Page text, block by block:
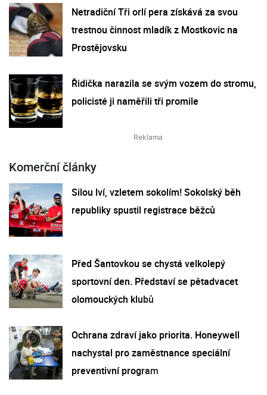
Netradiční Tři orlí pera získává za svou
trestnou činnost mladík z Mostkovic na
Prostějovsku
Řidička narazila se svým vozem do stromu,
policisté ji naměřili tři promile
Komerční články
Silou lví, vzletem sokolím! Sokolský běh
republiky spustil registrace běžců
Před Šantovkou se chystá velkolepý
sportovní den. Představí se pětadvacet
olomouckých klubů
Ochrana zdraví jako priorita. Honeywell
nachystal pro zaměstnance speciální
preventivní program